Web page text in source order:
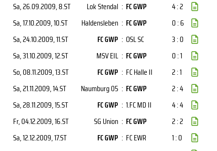
Sa, 26.09.2009, 8.ST Lok Stendal : FC GWP
4 : 2
Sa, 17.10.2009, 10.ST Haldensleben : FC GWP
0 : 6
Sa, 24.10.2009, 11.ST FC GWP : OSL SC
3 : 0
Sa, 31.10.2009, 12.ST MSV EIL : FC GWP
0 : 1
So, 08.11.2009, 13.ST FC GWP : FC Halle II
2 : 1
Sa, 21.11.2009, 14.ST Naumburg 05 : FC GWP
2 : 4
Sa, 28.11.2009, 15.ST FC GWP : 1.FC MD II
4 : 4
Fr, 04.12.2009, 16.ST SG Union : FC GWP
2 : 2
Sa, 12.12.2009, 17.ST FC GWP : FC EWR
1 : 0